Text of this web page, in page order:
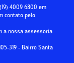
(19) 4009 6800 em
contato pelo
a nossa assessoria
319 - Bairro Santa